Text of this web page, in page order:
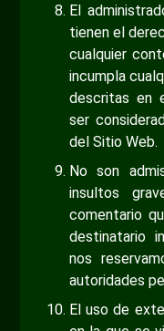
El
tienen el
cualquier
incumpla
descritas en
ser
del Sitio Web.
No son
insultos
comentario
destinatario
nos
autoridades
El uso de